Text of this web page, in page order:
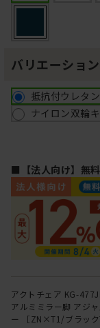
バリエーショ
抵抗付ウレタ
ナイロン双輪
■【法人向け】無
アクトチェア KG-
アルミミラー脚 アジ
ー ［ZN×T1/ブラック